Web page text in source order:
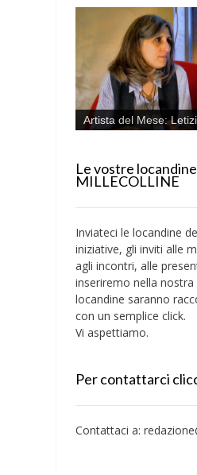
Artista del Mese:
Le vostre
MILLECOLLINE
Inviateci le locandine
iniziative, gli inviti alle
agli incontri, alle
inseriremo nella nostra
locandine saranno
con un semplice click.
Vi aspettiamo.
Per contattarci
Contattaci a: